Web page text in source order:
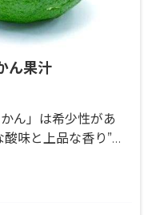
ん果汁
ん」は希少性があ
味と上品な香り”が